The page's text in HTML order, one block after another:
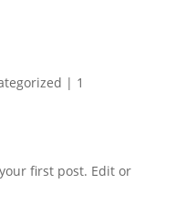
| 1
first post. Edit or